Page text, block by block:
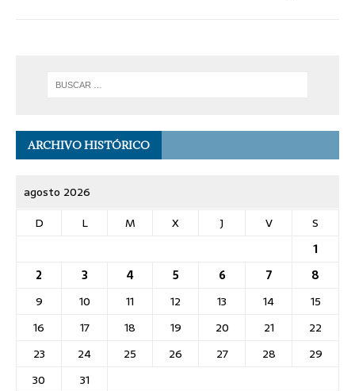
ARCHIVO HISTÓRICO
agosto 2026
D
L M X J V
S
1
2
3 4 5 6 7
8
9
10 11 12 13 14
15
16
17 18 19 20 21
22
23
24 25 26 27 28
29
30
31